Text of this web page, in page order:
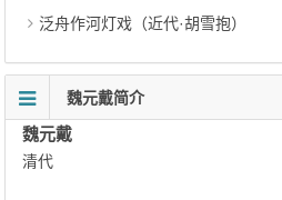
泛舟作河灯戏（近代·胡雪抱）
魏元戴简介
魏元戴
清代